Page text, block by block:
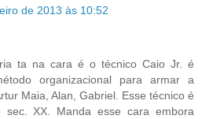
de 2013 às 10:52
ta na cara é o técnico Caio Jr. é
organizacional para armar a
Maia, Alan, Gabriel. Esse técnico é
XX. Manda esse cara embora